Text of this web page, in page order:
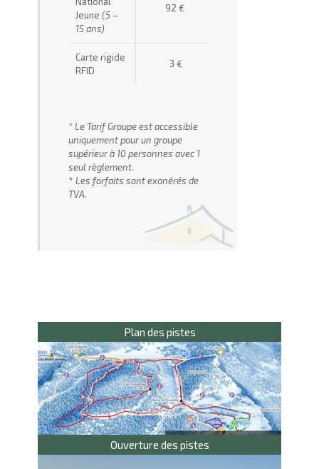
Jeune (5 –
15 ans)
92 €
Carte rigide
RFID
3 €
* Le Tarif Groupe est accessible
uniquement pour un groupe
supérieur à 10 personnes avec 1
seul règlement.
* Les forfaits sont exonérés de
TVA.
Plan des pistes
Ouverture des pistes